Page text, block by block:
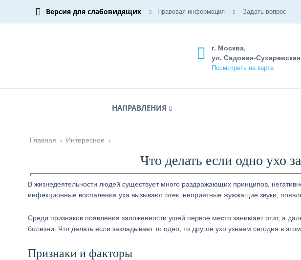
Версия для слабовидящих Правовая информация Задать вопрос
г. Москва,
ул. Садовая-
Посмотреть на карте
НАПРАВЛЕНИЯ
Главная › Интересное ›
Что делать если одно ухо
В жизнедеятельности людей существует много раздражающих принципов,
инфекционные воспаления уха вызывают отек, неприятные жужжащие звуки,
Среди признаков появления заложенности ушей первое место занимает отит, а
болезни. Что делать если закладывает то одно, то другое ухо узнаем сегодня в
Признаки и факторы